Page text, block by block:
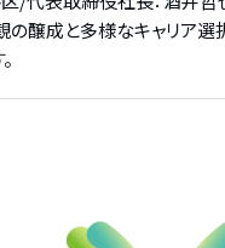
醸成と多様なキャリア選